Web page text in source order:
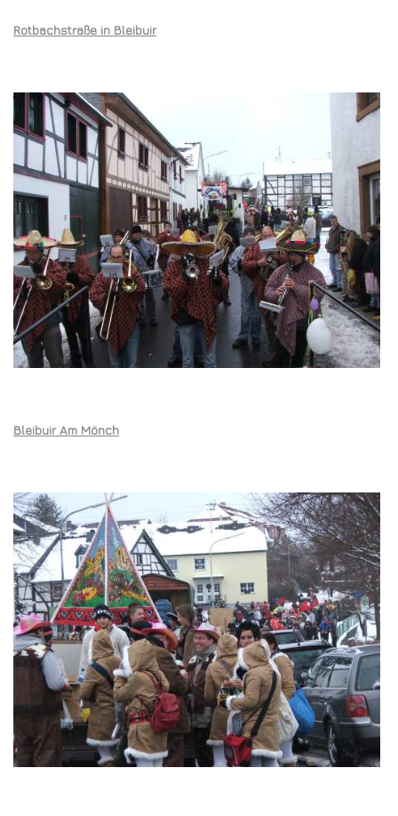
Rotbachstraße in Bleibuir
Bleibuir Am Mönch